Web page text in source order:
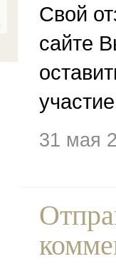
Свой
сайте
31 мая